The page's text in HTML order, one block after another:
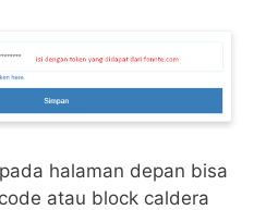
halaman depan bisa
atau block caldera